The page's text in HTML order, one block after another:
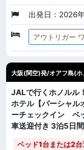
出発日：2026
アウトリガー
大阪(関空)発/オアフ島(ホ
JALで行くホノルル
ホテル【パーシャル
ーチェックイン ベ
車送迎付き 3泊5日
ベッド1台または2